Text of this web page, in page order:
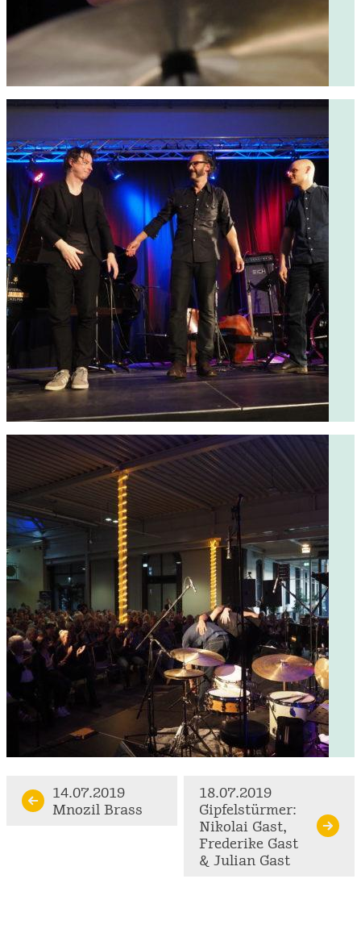
Continue
Reading
14.07.2019
Mnozil Brass
18.07.2019
Gipfelstürmer:
Nikolai Gast,
Frederike Gast
& Julian Gast